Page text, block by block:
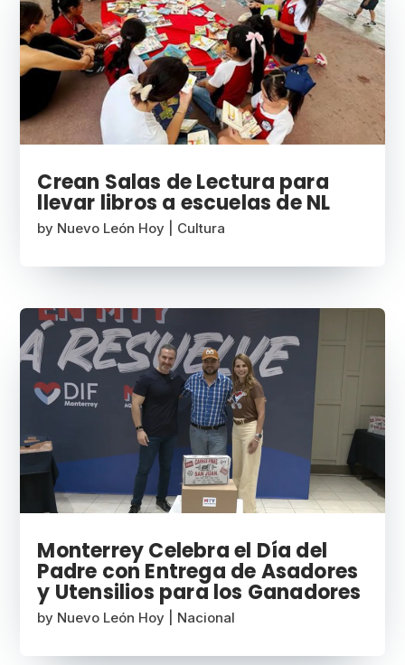
Crean Salas de Lectura para
llevar libros a escuelas de NL
by Nuevo León Hoy Cultura
Monterrey Celebra el Día del
Padre con Entrega de Asadores
y Utensilios para los Ganadores
by Nuevo León Hoy Nacional